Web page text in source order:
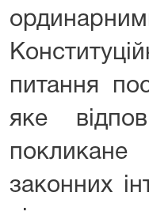
питання
яке
законних